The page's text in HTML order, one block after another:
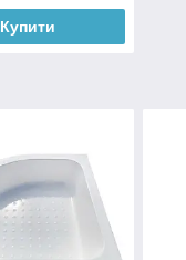
Купити